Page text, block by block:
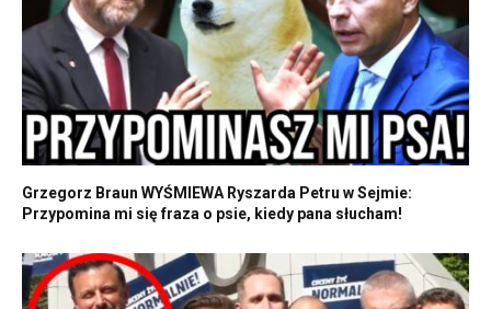
Grzegorz Braun WYŚMIEWA Ryszarda Petru w Sejmie:
Przypomina mi się fraza o psie, kiedy pana słucham!